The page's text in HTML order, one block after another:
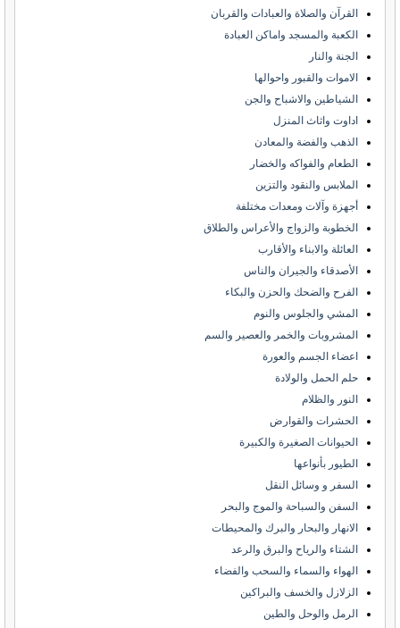
القرآن والصلاة والعبادات والقربان
الكعبة والمسجد واماكن العبادة
الجنة والنار
الاموات والقبور واحوالها
الشياطين والاشباح والجن
اداوت واثاث المنزل
الذهب والفضة والمعادن
الطعام والفواكه والخضار
الملابس والنقود والتزين
أجهزة وآلات ومعدات مختلفة
الخطوبة والزواج والأعراس والطلاق
العائلة والابناء والأقارب
الأصدقاء والجيران والناس
الفرح والضحك والحزن والبكاء
المشي والجلوس والنوم
المشروبات والخمر والعصير والسم
اعضاء الجسم والعورة
حلم الحمل والولادة
النور والظلام
الحشرات والقوارض
الحيوانات الصغيرة والكبيرة
الطيور بأنواعها
السفر و وسائل النقل
السفن والسباحة والموج والبحر
الانهار والبحار والبرك والمحيطات
الشتاء والرياح والبرق والرعد
الهواء والسماء والسحب والفضاء
الزلازل والخسف والبراكين
الرمل والوحل والطين